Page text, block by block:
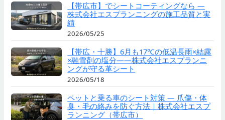
【帯広市】でシートコーティングなら —
株式会社エスプランニングの施工品質と実
績
2026/05/25
【帯広・十勝】6月も17℃の低温長雨×結露
×融雪剤の塩分——株式会社エスプランニ
ングが守る革シート
2026/05/18
ペットと乗る車のシート対策 — 爪傷・体
臭・毛の絡みを防ぐ方法｜株式会社エスプ
ランニング（帯広市）